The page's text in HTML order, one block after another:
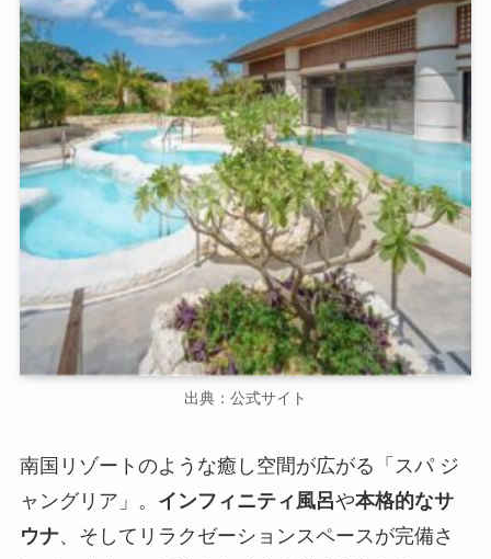
出典：公式サイト
南国リゾートのような癒し空間が広がる「スパ ジ
ャングリア」。 インフィニティ風呂や本格的なサ
ウナ、そしてリラクゼーションスペースが完備さ